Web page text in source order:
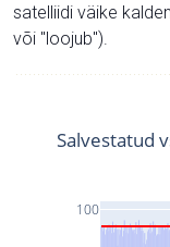
satelliidi väike
või "loojub").
100
Salvestatud